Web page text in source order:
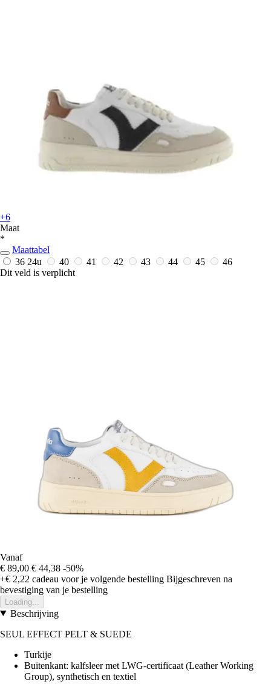
+6
Maat
*
Maattabel
36 24u 40 41 42 43 44 45
46
Dit veld is verplicht
Vanaf
€ 89,00 € 44,38 -50%
+€ 2,22 cadeau voor je volgende bestelling Bijgeschreven na
bevestiging van je bestelling
Loading...
Beschrijving
SEUL EFFECT PELT & SUEDE
Turkije
Buitenkant: kalfsleer met LWG-certificaat (Leather Working
Group), synthetisch en textiel